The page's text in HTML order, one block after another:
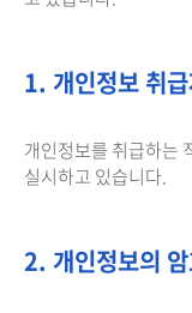
1. 개인정보 취
개인정보를 취급하는
실시하고 있습니다.
2. 개인정보의